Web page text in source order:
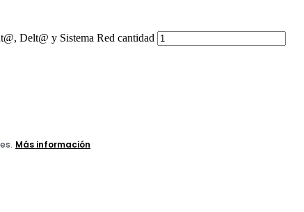
Delt@ y Sistema Red cantidad